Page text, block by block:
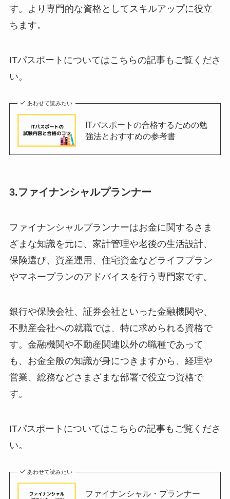
す。より専門的な資格としてスキルアップに役立
ちます。
ITパスポートについてはこちらの記事もご覧くださ
い。
あわせて読みたい
ITパスポートの合格するための勉
強法とおすすめの参考書
3.ファイナンシャルプランナー
ファイナンシャルプランナーはお金に関するさま
ざまな知識を元に、家計管理や老後の生活設計、
保険選び、資産運用、住宅資金などライフプラン
やマネープランのアドバイスを行う専門家です。
銀行や保険会社、証券会社といった金融機関や、
不動産会社への就職では、特に求められる資格で
す。金融機関や不動産関連以外の職種であって
も、お金全般の知識が身につきますから、経理や
営業、総務などさまざまな部署で役立つ資格で
す。
ITパスポートについてはこちらの記事もご覧くださ
い。
あわせて読みたい
ファイナンシャル・プランナー